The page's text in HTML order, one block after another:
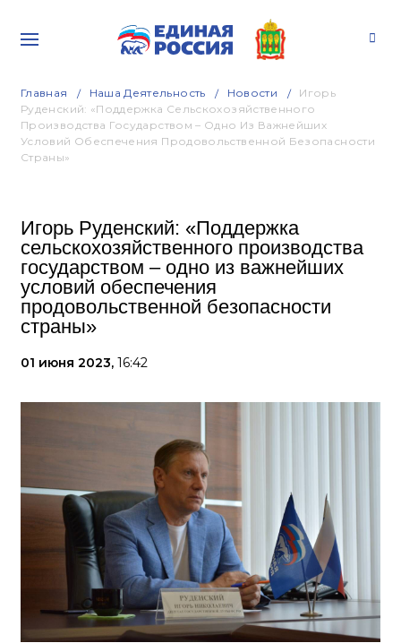
Главная Наша Деятельность Новости
Игорь
Руденский: «Поддержка Сельскохозяйственного
Производства Государством – Одно Из Важнейших
Условий Обеспечения Продовольственной Безопасности
Страны»
Игорь Руденский: «Поддержка
сельскохозяйственного производства
государством – одно из важнейших
условий обеспечения
продовольственной безопасности
страны»
01 июня 2023, 16:42